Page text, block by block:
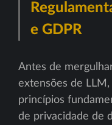
e GDPR
Antes de
extensões de
princípios
de privacidade de